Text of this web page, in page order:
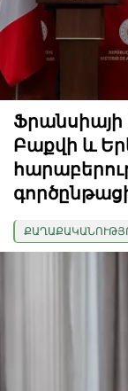
Ֆրանսիայի
Բաքվի և